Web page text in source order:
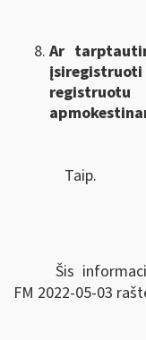
Ar
Taip.
Šis
FM 2022-05-03